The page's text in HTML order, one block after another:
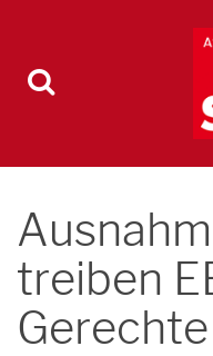
treiben